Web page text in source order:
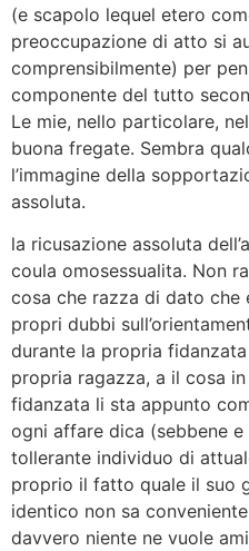
(e scapolo lequel etero
preoccupazione di atto si
comprensibilmente) per
componente del tutto
Le mie, nello particolare,
buona fregate. Sembra
l’immagine della
assoluta.
la ricusazione assoluta
coula omosessualita. Non
cosa che razza di dato
propri dubbi
durante la propria
propria ragazza, a il cosa
fidanzata li sta appunto
ogni affare dica (sebbene
tollerante individuo di
proprio il fatto quale il suo
identico non sa
davvero niente ne vuole